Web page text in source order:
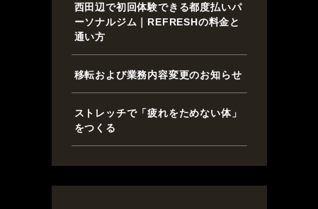
西田辺で初回体験できる都度払いパ
ーソナルジム｜REFRESHの料金と
通い方
移転および業務内容変更のお知らせ
ストレッチで「疲れをためない体」
をつくる